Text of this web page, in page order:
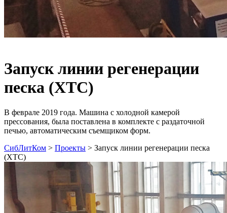
Запуск линии регенерации
песка (ХТС)
В феврале 2019 года. Машина с холодной камерой
прессования, была поставлена в комплекте с раздаточной
печью, автоматическим съемщиком форм.
СибЛитКом > Проекты > Запуск линии регенерации песка
(ХТС)